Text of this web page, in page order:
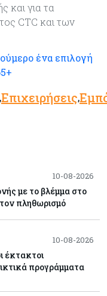
και για τα
CTC και των
ένα επιλογή
,Επιχειρήσεις,
10-08-2026
με το βλέμμα στο
τον πληθωρισμό
10-08-2026
έκτακτοι
προγράμματα